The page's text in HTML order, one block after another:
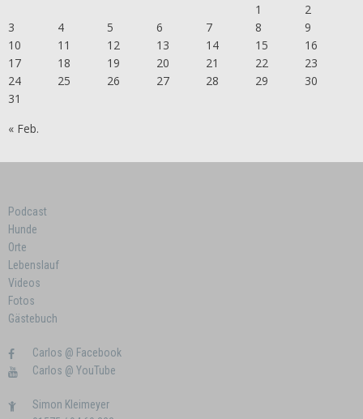
1
2
3
4 5 6 7 8
9
10
11 12 13 14 15
16
17
18 19 20 21 22
23
24
25 26 27 28 29
30
31
« Feb.
Podcast
Hunde
Orte
Lebenslauf
Videos
Fotos
Gästebuch
Carlos @ Facebook
Carlos @ YouTube
Simon Kleimeyer